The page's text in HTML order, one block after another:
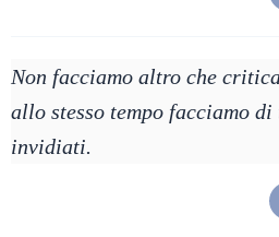
Non facciamo altro che
allo stesso tempo facciamo di
invidiati.